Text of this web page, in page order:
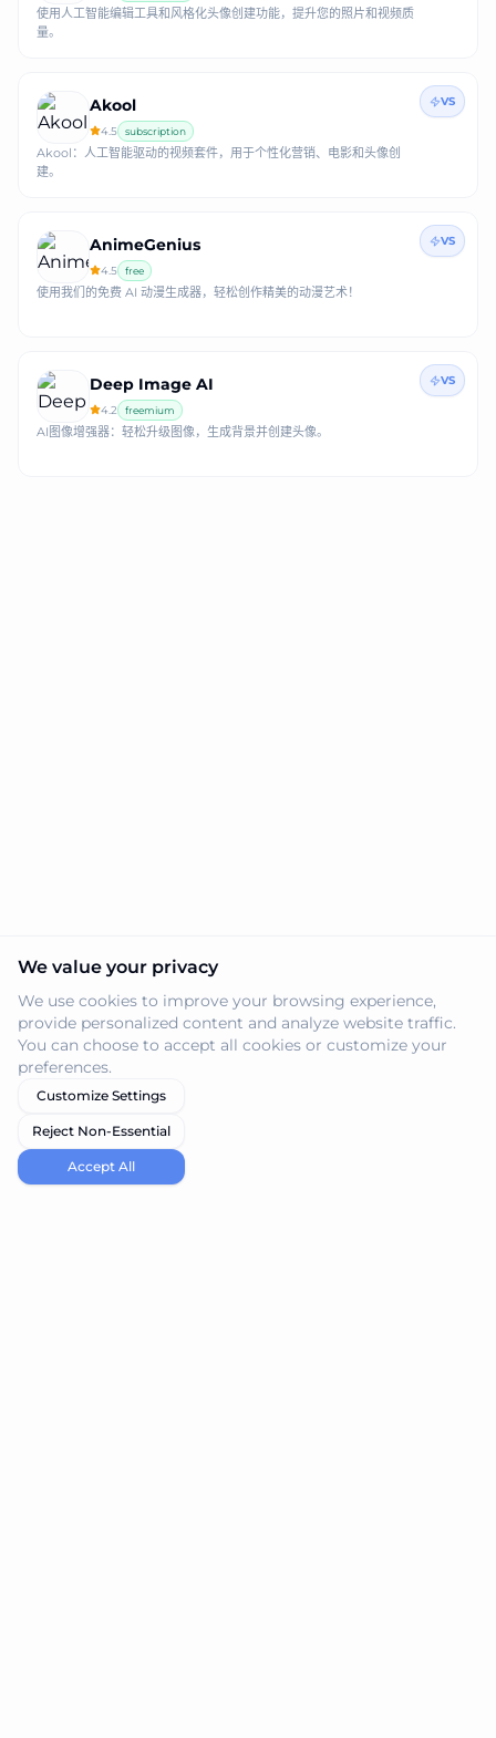
使用人工智能编辑工具和风格化头像创建功能，提升您的照片和视频质
量。
Akool
4.5 subscription
Akool：人工智能驱动的视频套件，用于个性化营销、电影和头像创
建。
VS
AnimeGenius
4.5 free
使用我们的免费 AI 动漫生成器，轻松创作精美的动漫艺术！
VS
Deep Image AI
4.2 freemium
AI图像增强器：轻松升级图像，生成背景并创建头像。
VS
We value your privacy
We use cookies to improve your browsing experience,
provide personalized content and analyze website traffic.
You can choose to accept all cookies or customize your
preferences.
Customize Settings
Reject Non-Essential
Accept All